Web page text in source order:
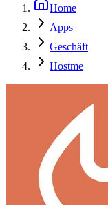
Home
Apps
Geschäft
Hostme